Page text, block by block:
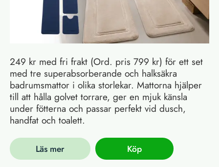
249 kr med fri frakt (Ord. pris 799 kr) för ett set
med tre superabsorberande och halksäkra
badrumsmattor i olika storlekar. Mattorna hjälper
till att hålla golvet torrare, ger en mjuk känsla
under fötterna och passar perfekt vid dusch,
handfat och toalett.
Läs mer Köp